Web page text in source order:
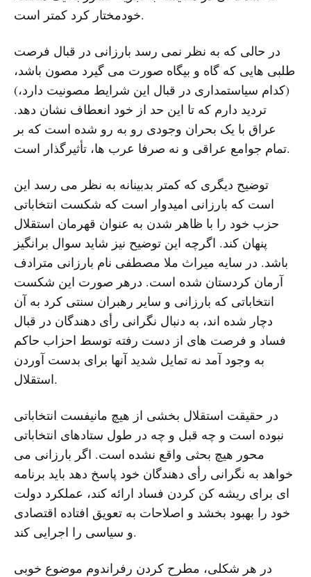
خودمختار کرد کمتر است.
در حالی که به نظر نمی رسد بارزانی در قبال فرصت
طلبی هایی که گاه و بیگاه صورت می گیرد مصون باشد،
(کدام سیاستمداری در قبال این شرایط مصونیت دارد،)
تردید دارم که تا این حد از خود انعطاف نشان دهد.
عراق با یک بحران وجودی رو به رو شده است که بر
تمام جوامع عراقی و نه صرفا عرب ها، تأثیرگذار است.
توضیح دیگری که کمتر بدبینانه به نظر می رسد این
است که بارزانی امیدوار است که شکست انتخاباتی
حزب خود را با ظاهر شدن به عنوان قهرمان استقلال
پنهان کند. اگرچه این توضیح نیز شاید سوال برانگیز
باشد. در سایه میراث ملا مصطفی نام بارزانی مترادف
آرمان کردستان شده است. درهر صورت این شکست
انتخاباتی که بارزانی و سایر رهبران سنتی کرد به آن
دچار شده اند، به دنبال نگرانی رأی دهندگان در قبال
فساد و فرصت های از دست رفته توسط احزاب حاکم
به وجود آمد نه تمایل شدید آنها برای بدست آوردن
استقلال.
در حقیقت استقلال بخشی از هیچ مانیفست انتخاباتی
نبوده است و چه قبل و چه در طول ستادهای انتخاباتی
محور هیچ بحثی واقع نشده است. اگر بارزانی می
خواهد به نگرانی رأی دهندگان خود پاسخ دهد باید برنامه
ای برای ریشه کن کردن فساد ارائه کند، عملکرد دولت
خود را بهبود بخشد و اصلاحات به تعویق افتاده اقتصادی
و سیاسی را اجرایی کند.
در هر شکلی، مطرح کردن رفراندوم موضوع خوبی